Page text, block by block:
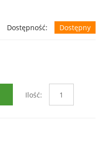
Dostępność: Dostępny
Ilość: